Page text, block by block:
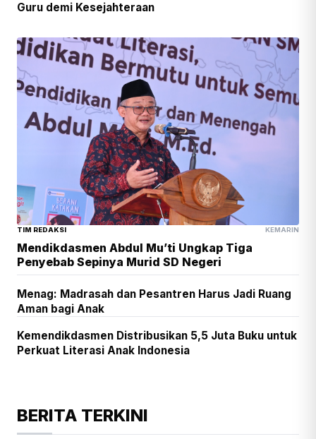
Guru demi Kesejahteraan
TIM REDAKSI KEMARIN
Mendikdasmen Abdul Mu’ti Ungkap Tiga
Penyebab Sepinya Murid SD Negeri
Menag: Madrasah dan Pesantren Harus Jadi Ruang
Aman bagi Anak
Kemendikdasmen Distribusikan 5,5 Juta Buku untuk
Perkuat Literasi Anak Indonesia
BERITA TERKINI